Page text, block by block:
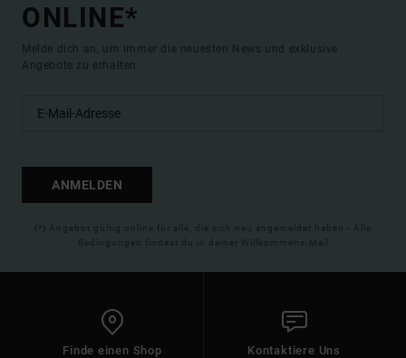
ONLINE*
Melde dich an, um immer die neuesten News und exklusive
Angebote zu erhalten.
ANMELDEN
(*) Angebot gültig online für alle, die sich neu angemeldet haben - Alle
Bedingungen findest du in deiner Willkommens-Mail
Finde einen Shop Kontaktiere Uns